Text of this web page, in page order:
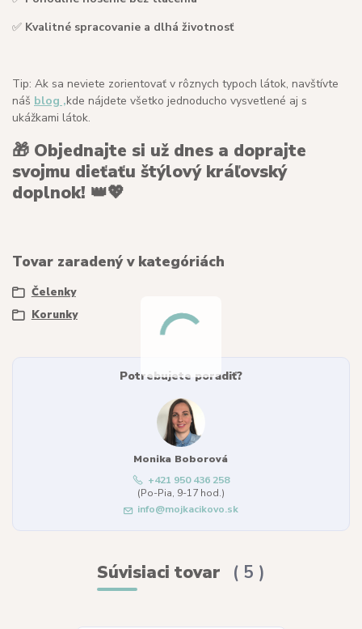
✅ Kvalitné spracovanie a dlhá životnosť
Tip: Ak sa neviete zorientovať v rôznych typoch látok, navštívte
náš blog ,kde nájdete všetko jednoducho vysvetlené aj s
ukážkami látok.
🎁 Objednajte si už dnes a doprajte
svojmu dieťaťu štýlový kráľovský
doplnok! 👑💖
Tovar zaradený v kategóriách
Čelenky
Korunky
Potrebujete poradiť?
Monika Boborová
+421 950 436 258
(Po-Pia, 9-17 hod.)
info@mojkacikovo.sk
Súvisiaci tovar 5